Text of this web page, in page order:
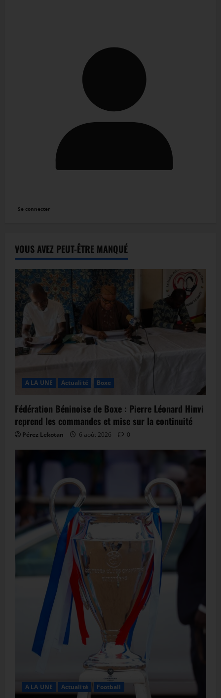
Se connecter
VOUS AVEZ PEUT-ÊTRE MANQUÉ
A LA UNE Actualité Boxe
Fédération Béninoise de Boxe : Pierre Léonard Hinvi
reprend les commandes et mise sur la continuité
Pérez Lekotan 6 août 2026 0
A LA UNE Actualité Football